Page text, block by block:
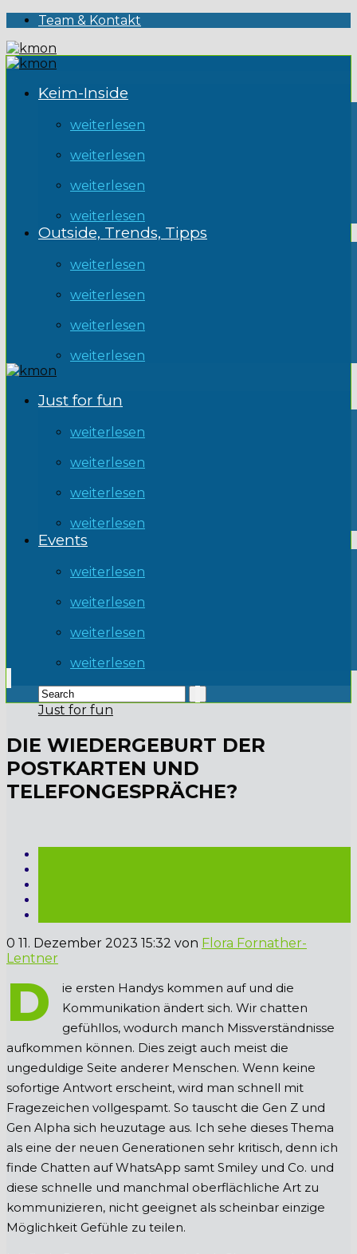
Team & Kontakt
Keim-Inside
weiterlesen
weiterlesen
weiterlesen
weiterlesen
Outside, Trends, Tipps
weiterlesen
weiterlesen
weiterlesen
weiterlesen
Just for fun
weiterlesen
weiterlesen
weiterlesen
weiterlesen
Events
weiterlesen
weiterlesen
weiterlesen
weiterlesen
Just for fun
DIE WIEDERGEBURT DER
POSTKARTEN UND
TELEFONGESPRÄCHE?
0 11. Dezember 2023 15:32 von Flora Fornather-
Lentner
D
ie ersten Handys kommen auf und die
Kommunikation ändert sich. Wir chatten
gefühllos, wodurch manch Missverständnisse
aufkommen können. Dies zeigt auch meist die
ungeduldige Seite anderer Menschen. Wenn keine
sofortige Antwort erscheint, wird man schnell mit
Fragezeichen vollgespamt. So tauscht die Gen Z und
Gen Alpha sich heuzutage aus. Ich sehe dieses Thema
als eine der neuen Generationen sehr kritisch, denn ich
finde Chatten auf WhatsApp samt Smiley und Co. und
diese schnelle und manchmal oberflächliche Art zu
kommunizieren, nicht geeignet als scheinbar einzige
Möglichkeit Gefühle zu teilen.